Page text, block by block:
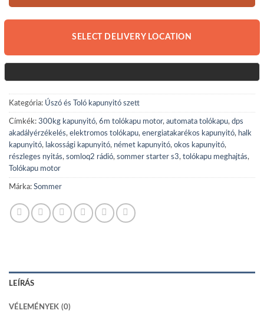
SELECT DELIVERY LOCATION
Kategória: Úszó és Toló kapunyitó szett
Címkék: 300kg kapunyitó, 6m tolókapu motor, automata tolókapu, dps
akadályérzékelés, elektromos tolókapu, energiatakarékos kapunyitó, halk
kapunyitó, lakossági kapunyitó, német kapunyitó, okos kapunyitó,
részleges nyitás, somloq2 rádió, sommer starter s3, tolókapu meghajtás,
Tolókapu motor
Márka: Sommer
LEÍRÁS
VÉLEMÉNYEK (0)